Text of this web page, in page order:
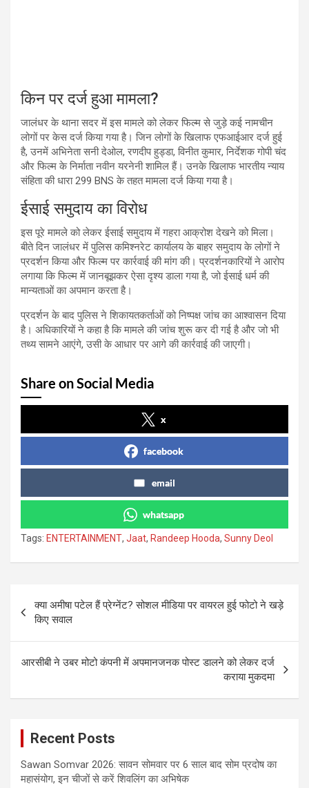
किन पर दर्ज हुआ मामला?
जालंधर के थाना सदर में इस मामले को लेकर फिल्म से जुड़े कई नामचीन
लोगों पर केस दर्ज किया गया है। जिन लोगों के खिलाफ एफआईआर दर्ज हुई
है, उनमें अभिनेता सनी देओल, रणदीप हुड्डा, विनीत कुमार, निर्देशक गोपी चंद
और फिल्म के निर्माता नवीन यरनेनी शामिल हैं। उनके खिलाफ भारतीय न्याय
संहिता की धारा 299 BNS के तहत मामला दर्ज किया गया है।
ईसाई समुदाय का विरोध
इस पूरे मामले को लेकर ईसाई समुदाय में गहरा आक्रोश देखने को मिला।
बीते दिन जालंधर में पुलिस कमिश्नरेट कार्यालय के बाहर समुदाय के लोगों ने
प्रदर्शन किया और फिल्म पर कार्रवाई की मांग की। प्रदर्शनकारियों ने आरोप
लगाया कि फिल्म में जानबूझकर ऐसा दृश्य डाला गया है, जो ईसाई धर्म की
मान्यताओं का अपमान करता है।
प्रदर्शन के बाद पुलिस ने शिकायतकर्ताओं को निष्पक्ष जांच का आश्वासन दिया
है। अधिकारियों ने कहा है कि मामले की जांच शुरू कर दी गई है और जो भी
तथ्य सामने आएंगे, उसी के आधार पर आगे की कार्रवाई की जाएगी।
Share on Social Media
x
facebook
email
whatsapp
Tags: ENTERTAINMENT, Jaat, Randeep Hooda, Sunny Deol
navigation
क्या अमीषा पटेल हैं प्रेग्नेंट? सोशल मीडिया पर वायरल हुई फोटो ने खड़े
किए सवाल
आरसीबी ने उबर मोटो कंपनी में अपमानजनक पोस्ट डालने को लेकर दर्ज
कराया मुकदमा
Recent Posts
Sawan Somvar 2026: सावन सोमवार पर 6 साल बाद सोम प्रदोष का
महासंयोग, इन चीजों से करें शिवलिंग का अभिषेक